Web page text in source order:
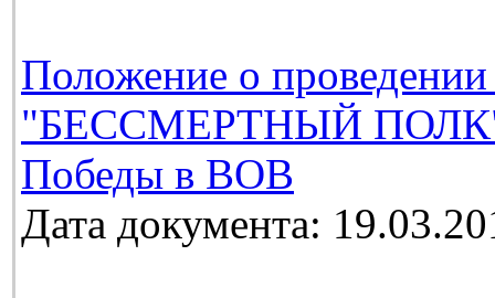
Положение о
"БЕССМЕРТНЫЙ ПОЛК",
Победы в ВОВ
Дата документа: